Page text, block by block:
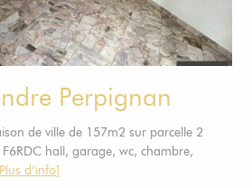
Perpignan
de ville de 157m2 sur parcelle 2
hall, garage, wc, chambre,
d’info]